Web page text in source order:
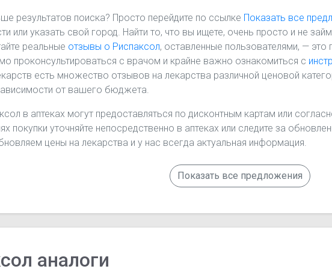
результатов поиска? Просто перейдите по ссылке Показать все
или указать свой город. Найти то, что вы ищете, очень просто и не
реальные отзывы о Риспаксол, оставленные пользователями, —
проконсультироваться с врачом и крайне важно ознакомиться с
есть множество отзывов на лекарства различной ценовой
от вашего бюджета.
в аптеках могут предоставляться по дисконтным картам или
покупки уточняйте непосредственно в аптеках или следите за
цены на лекарства и у нас всегда актуальная информация.
Показать все предложения
аналоги